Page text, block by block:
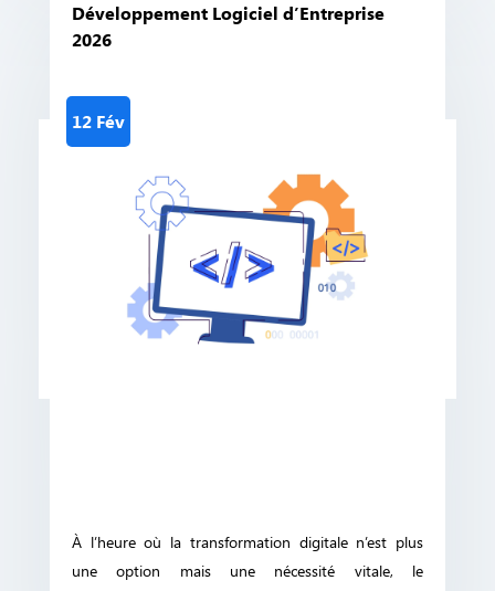
Développement Logiciel d’Entreprise
2026
12 Fév
À l’heure où la transformation digitale n’est plus
une option mais une nécessité vitale, le